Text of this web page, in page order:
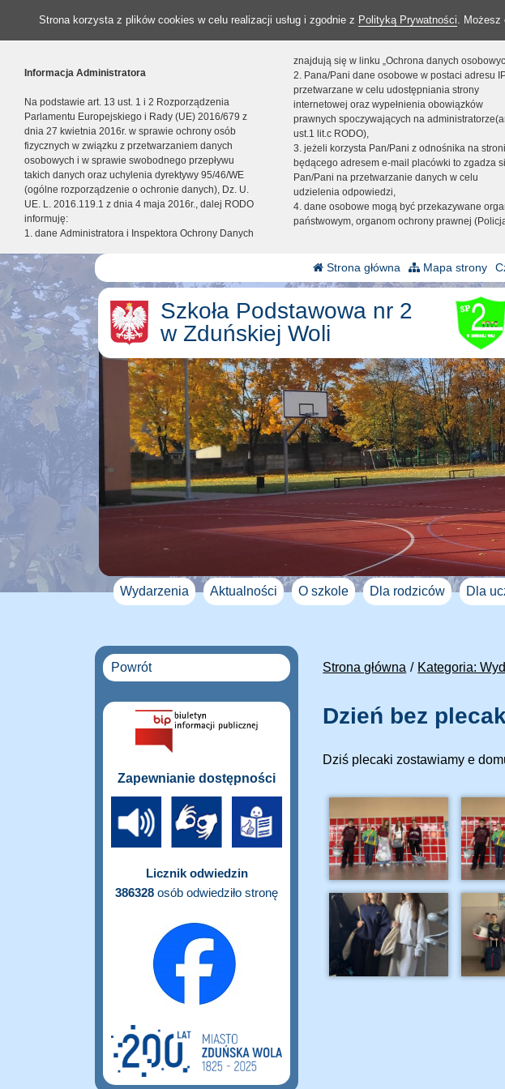
Strona korzysta z plików cookies w celu realizacji usług i zgodnie z Polityką Prywatności. Możesz
Informacja Administratora
Na podstawie art. 13 ust. 1 i 2 Rozporządzenia
Parlamentu Europejskiego i Rady (UE) 2016/679 z
dnia 27 kwietnia 2016r. w sprawie ochrony osób
fizycznych w związku z przetwarzaniem danych
osobowych i w sprawie swobodnego przepływu
takich danych oraz uchylenia dyrektywy 95/46/WE
(ogólne rozporządzenie o ochronie danych), Dz. U.
UE. L. 2016.119.1 z dnia 4 maja 2016r., dalej RODO
informuję:
1. dane Administratora i Inspektora Ochrony Danych
znajdują się w linku „Ochrona danych
2. Pana/Pani dane osobowe w postaci adresu
przetwarzane w celu udostępniania strony
internetowej oraz wypełnienia obowiązków
prawnych spoczywających na
ust.1 lit.c RODO),
3. jeżeli korzysta Pan/Pani z odnośnika na
będącego adresem e-mail placówki to zgadza
Pan/Pani na przetwarzanie danych w celu
udzielenia odpowiedzi,
4. dane osobowe mogą być przekazywane
państwowym, organom ochrony prawnej
Strona główna Mapa strony
Szkoła Podstawowa nr 2
w Zduńskiej Woli
Wydarzenia Aktualności O szkole Dla rodziców Dla
Strona główna Kategoria:
Dzień bez
Dziś plecaki zostawiamy e
Powrót
Zapewnianie dostępności
Licznik odwiedzin
386328 osób odwiedziło stronę